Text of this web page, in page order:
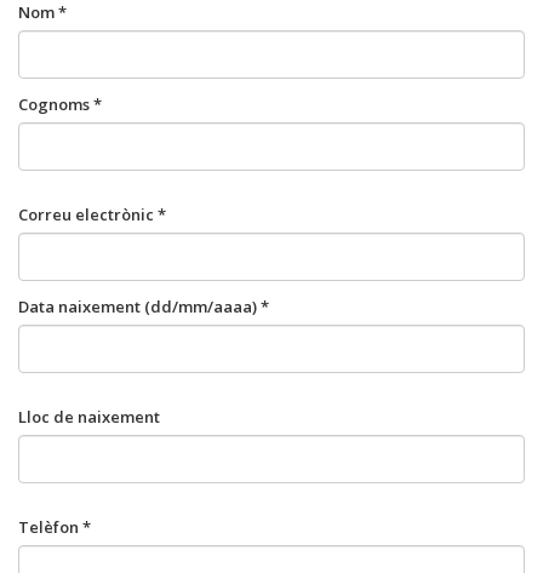
Nom *
Cognoms *
Correu electrònic *
Data naixement (dd/mm/aaaa) *
Lloc de naixement
Telèfon *